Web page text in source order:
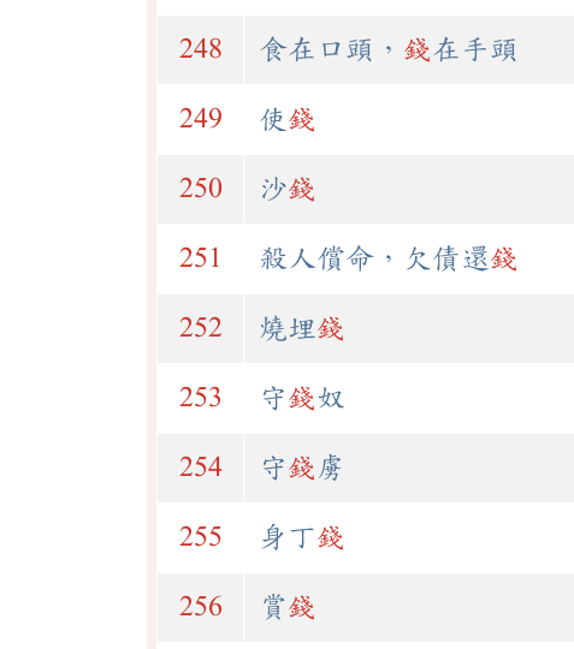
248 食在口頭， 錢在手頭
249 使 錢
250 沙錢
251 殺人償命，欠債還錢
252 燒埋錢
253 守錢奴
254 守錢 虜
255 身丁錢
256 賞錢